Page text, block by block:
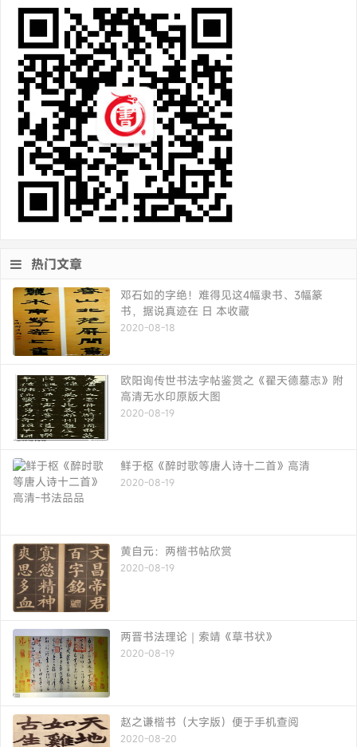
热门文章
邓石如的字绝！难得见这4幅隶书、3幅篆
书，据说真迹在 日 本收藏
2020-08-18
欧阳询传世书法字帖鉴赏之《翟天德墓志》附
高清无水印原版大图
2020-08-19
鲜于枢《醉时歌等唐人诗十二首》高清
2020-08-19
黄自元：两楷书帖欣赏
2020-08-19
两晋书法理论｜索靖《草书状》
2020-08-19
赵之谦楷书（大字版）便于手机查阅
2020-08-20